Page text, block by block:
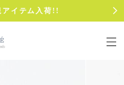
イテム入荷!!